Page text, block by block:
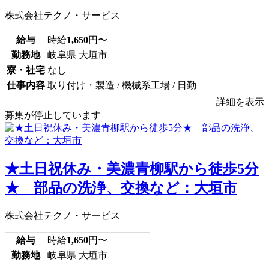
株式会社テクノ・サービス
給与 時給1,650円〜
勤務地
岐阜県 大垣市
寮・社宅 なし
仕事内容 取り付け・製造 / 機械系工場 / 日勤
詳細を表示
募集が停止しています
★土日祝休み・美濃青柳駅から徒歩5分
★ 部品の洗浄、交換など：大垣市
株式会社テクノ・サービス
給与 時給1,650円〜
勤務地
岐阜県 大垣市